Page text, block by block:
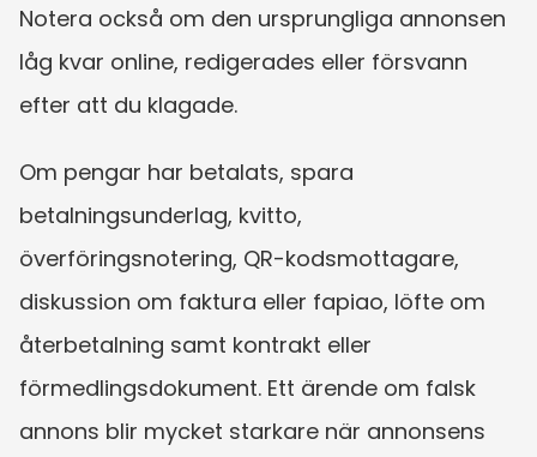
Notera också om den ursprungliga annonsen
låg kvar online, redigerades eller försvann
efter att du klagade.
Om pengar har betalats, spara
betalningsunderlag, kvitto,
överföringsnotering, QR-kodsmottagare,
diskussion om faktura eller fapiao, löfte om
återbetalning samt kontrakt eller
förmedlingsdokument. Ett ärende om falsk
annons blir mycket starkare när annonsens